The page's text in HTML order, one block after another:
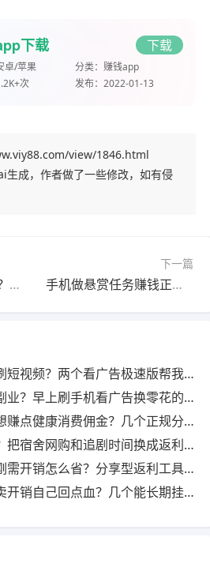
下载 下载
卓/苹果 分类： 赚钱app
次 发布： 2022-01-13
view/1846.html
生成，作者做了一些修改，如有侵
知聊app真的能赚钱吗？2026实测聊天赚钱，新手收入明细曝光
下一篇
手机做悬赏任务赚钱正规平台，赏帮赚每天赚 50–100 元靠谱吗
？两个看广告极速版帮我月回血三百块
上刷手机看广告换零花的两个极速版用法
消费佣金？几个正规分享式返利平台排位
舍网购和追剧时间换成返利零钱的方法
怎么省？分享型返利工具这样搭最舒服
回点血？几个能长期挂机的返利入口实测